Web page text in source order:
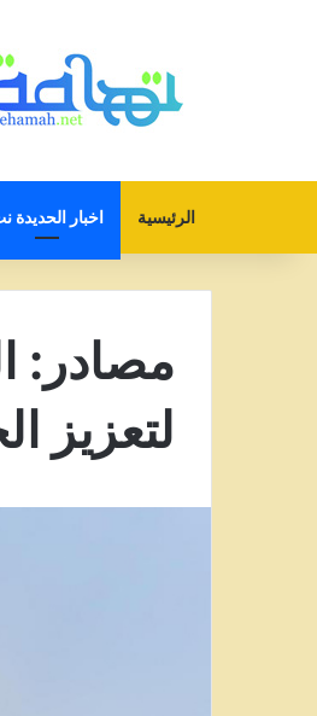
الرئيسية اخبار الحديدة
مصادر:
لتعزيز